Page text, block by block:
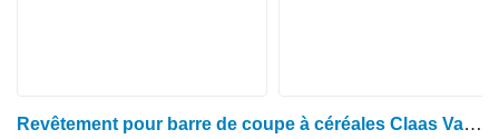
Revêtement pour barre de coupe à céréales Claas Vario